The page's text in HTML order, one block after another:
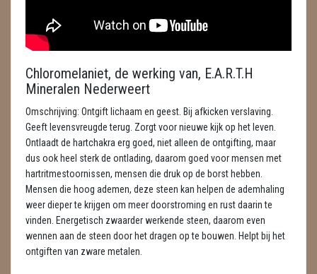
ENGELEN
FENG SHUI
GEODE 'S / STANDAARDS
GESLEPEN STENEN
HANGERS
HARTEN
HUISREINIGING
KAARSEN
Chloromelaniet, de werking van, E.A.R.T.H
Mineralen Nederweert
Omschrijving: Ontgift lichaam en geest. Bij afkicken verslaving.
Geeft levensvreugde terug. Zorgt voor nieuwe kijk op het leven.
Ontlaadt de hartchakra erg goed, niet alleen de ontgifting, maar
dus ook heel sterk de ontlading, daarom goed voor mensen met
hartritmestoornissen, mensen die druk op de borst hebben.
Mensen die hoog ademen, deze steen kan helpen de ademhaling
weer dieper te krijgen om meer doorstroming en rust daarin te
vinden. Energetisch zwaarder werkende steen, daarom even
wennen aan de steen door het dragen op te bouwen. Helpt bij het
ontgiften van zware metalen.